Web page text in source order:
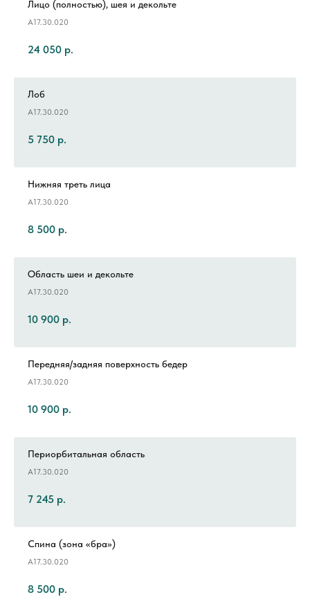
Лицо (полностью), шея и декольте
А17.30.020
24 050 р.
Лоб
А17.30.020
5 750 р.
Нижняя треть лица
А17.30.020
8 500 р.
Область шеи и декольте
А17.30.020
10 900 р.
Передняя/задняя поверхность бедер
А17.30.020
10 900 р.
Периорбитальная область
А17.30.020
7 245 р.
Спина (зона «бра»)
А17.30.020
8 500 р.